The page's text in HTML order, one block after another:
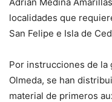
localidades que
San Felipe e Isla de
Por instrucciones de la
Olmeda, se han
material de primeros